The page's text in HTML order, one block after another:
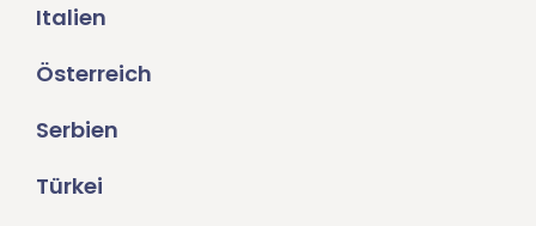
Italien
Österreich
Serbien
Türkei